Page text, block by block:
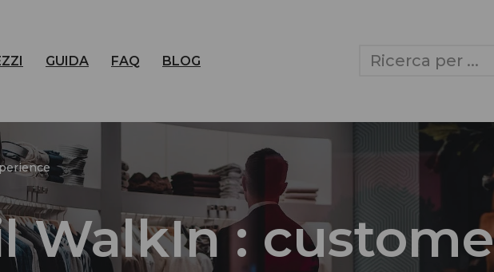
GUIDA FAQ BLOG
WalkIn :